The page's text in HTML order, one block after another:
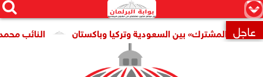
×


 عاجل النائب محمد المشترك» بين السعودية وتركيا وباكستان